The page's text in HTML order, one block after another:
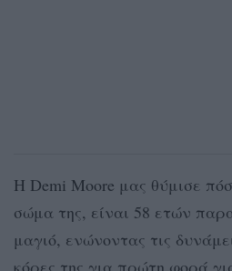
Η Demi Moore μας θύμισε
σώμα της, είναι 58 ετών
μαγιό, ενώνοντας τις
κόρες της για πρώτη φορά